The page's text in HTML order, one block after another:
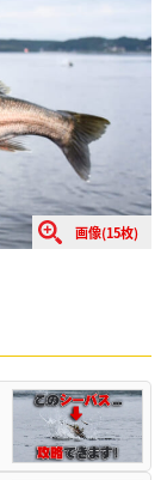
画像(15枚)